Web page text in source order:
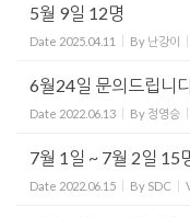
5월 9일 12명
Date 2025.04.11 By 난강이
6월24일 문의드립니
Date 2022.06.13 By 정영승
7월 1일 ~ 7월 2일 15
Date 2022.06.15 By SDC